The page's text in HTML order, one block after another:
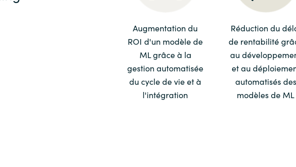
United Kingdom
Augmentation du
ROI d'un modèle de
ML grâce à la
gestion automatisée
du cycle de vie et à
l'intégration
Réduction du
de rentabilité
au
et au
automatisés des
modèles de ML